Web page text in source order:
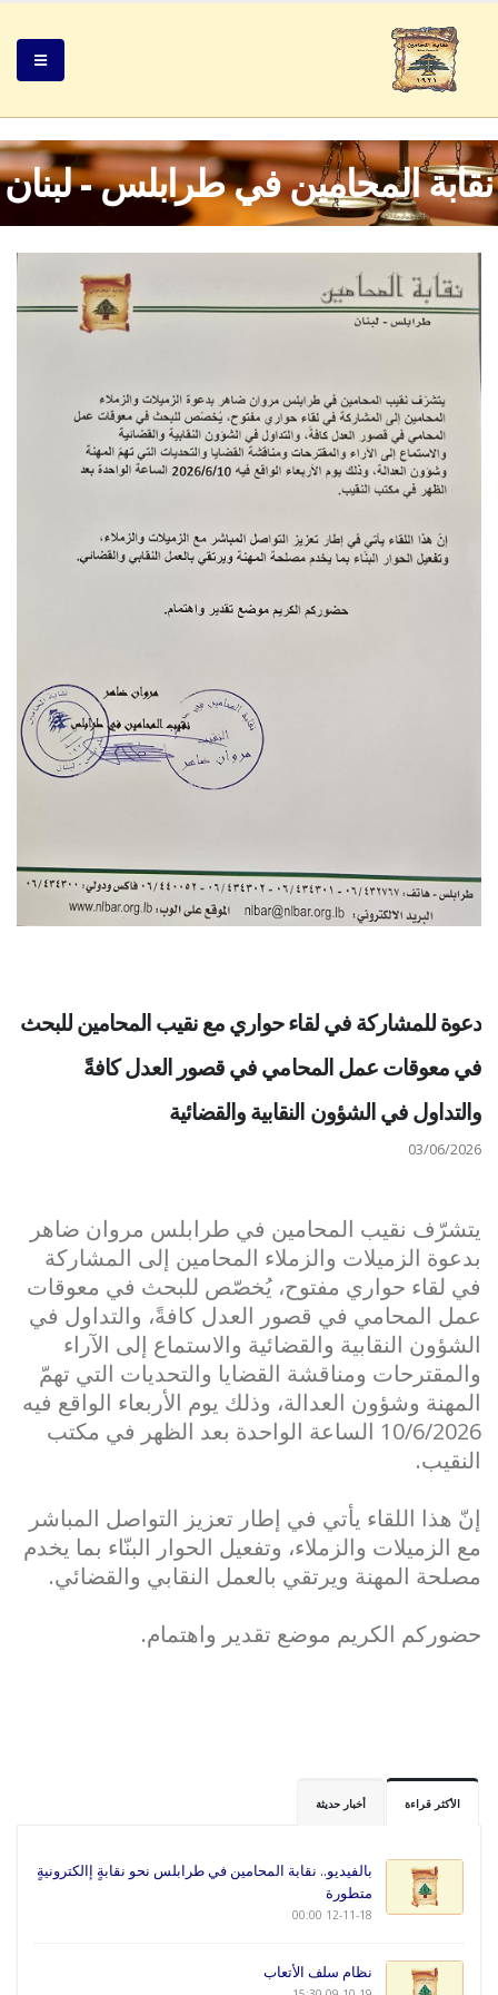
نقابة المحامين في طرابلس - لبنان
دعوة للمشاركة في لقاء حواري مع نقيب المحامين للبحث
في معوقات عمل المحامي في قصور العدل كافةً
والتداول في الشؤون النقابية والقضائية
03/06/2026
يتشرّف نقيب المحامين في طرابلس مروان ضاهر
بدعوة الزميلات والزملاء المحامين إلى المشاركة
في لقاء حواري مفتوح، يُخصّص للبحث في معوقات
عمل المحامي في قصور العدل كافةً، والتداول في
الشؤون النقابية والقضائية والاستماع إلى الآراء
والمقترحات ومناقشة القضايا والتحديات التي تهمّ
المهنة وشؤون العدالة، وذلك يوم الأربعاء الواقع فيه
10/6/2026 الساعة الواحدة بعد الظهر في مكتب
النقيب.
إنّ هذا اللقاء يأتي في إطار تعزيز التواصل المباشر
مع الزميلات والزملاء، وتفعيل الحوار البنّاء بما يخدم
مصلحة المهنة ويرتقي بالعمل النقابي والقضائي.
حضوركم الكريم موضع تقدير واهتمام.
الأكثر قراءة أخبار حديثة
بالفيديو.. نقابة المحامين في طرابلس نحو نقابةٍ إالكترونيةٍ
متطورة
12-11-18 00:00
نظام سلف الأتعاب